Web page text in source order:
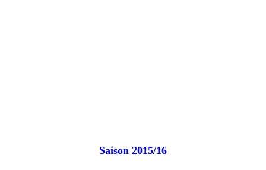
Saison 2015/16